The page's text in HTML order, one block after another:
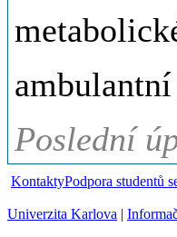
Poslední
KontaktyPodpora studentů
Univerzita Karlova |